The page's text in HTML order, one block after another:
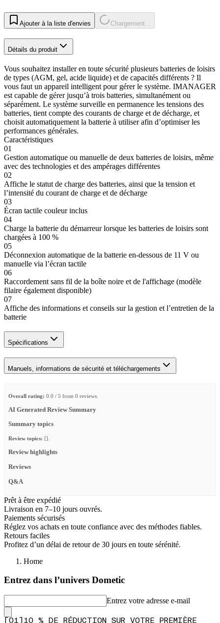
Ajouter à la liste d'envies Chargement...
Détails du produit
Vous souhaitez installer en toute sécurité plusieurs batteries de loisirs
de types (AGM, gel, acide liquide) et de capacités différents ? Il
vous faut un appareil intelligent pour gérer le système. IMANAGER
est capable de gérer jusqu’à trois batteries, simultanément ou
séparément. Le système surveille en permanence les tensions des
batteries, tient compte des courants de charge et de décharge, et
choisit automatiquement la batterie à utiliser afin d’optimiser les
performances générales.
Caractéristiques
01
Gestion automatique ou manuelle de deux batteries de loisirs, même
avec des technologies et des ampérages différentes
02
Affiche le statut de charge des batteries, ainsi que la tension et
l’intensité du courant de charge et de décharge
03
Écran tactile couleur inclus
04
Charge la batterie du démarreur lorsque les batteries de loisirs sont
chargées à 100 %
05
Déconnexion automatique de la batterie en-dessous de 11 V ou
manuelle via l’écran tactile
06
Raccordement sans fil de la boîte noire et de l'affichage (modèle
filaire également disponible)
07
Affiche des informations et conseils sur la gestion et l’entretien de la
batterie
Spécifications
Manuels, informations de sécurité et téléchargements
Overall rating: 0.0 / 5 from 0 reviews.
AI Generated Review Summary
Summary topics
Review topics: [].
Review highlights
Reviews
Q&A
Prêt à être expédié
Livraison en 7–10 jours ouvrés.
Paiements sécurisés
Réglez vos achats en toute confiance avec des méthodes fiables.
Retours faciles
Profitez d’un délai de retour de 30 jours en toute sérénité.
Home
Entrez dans l’univers Dometic
Entrez votre adresse e-mail
01
10 % DE RÉDUCTION SUR VOTRE PREMIÈRE